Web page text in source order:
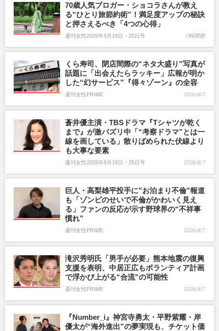
70歳人気ブロガー・ショコラさんが教え
る“ひとり旅節約術”！満足度アップの秘訣
と押さえるべき「4つの心得」
週刊女性2026年8月18日・25日号 0時間前
くら寿司、閉店間際の“ネタ大盛り”写真が
話題に「出会えたらラッキー」広報が明か
した“幻サービス”『得々ゾーン』の全容
週刊女性PRIME 2026/8/7
蒼井優主演・TBSドラマ『Tシャツが乾く
まで』が激バズリ中「“考察ドラマ”とは一
線を画している」散りばめられた伏線より
も大事な要素
週刊女性2026年8月18日・25日号 2026/8/7
巨人・高梨雄平投手に”お泊まり不倫”報道
も「ゾンビのせいで不倫がかわいく見え
る」ファンの反応が示す野球界の“不祥事
慣れ”
週刊女性PRIME 2026/8/7
滝沢秀明氏「男手が必要」熊本地震の復興
支援を表明、中居正広もボランティア計画
で浮かび上がる“合流”の可能性
週刊女性PRIME 2026/8/7
『Number_i』神宮寺勇太・平野紫耀・岸
優太が“海外進出”の夢実現も、チケット価